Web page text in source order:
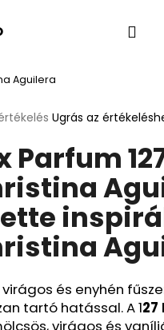
SZERINT
Aguilera
Ugrás az
Parfum
virágos és enyhén
tartó hatással. A 127
virágos és